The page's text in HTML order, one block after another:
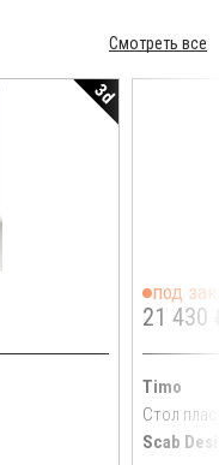
Смотреть все
3d
под
21 430
Timo
Стол
Scab